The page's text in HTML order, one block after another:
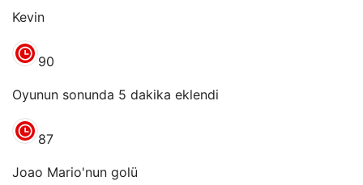
Kevin
90
Oyunun sonunda 5 dakika eklendi
87
Joao Mario'nun golü